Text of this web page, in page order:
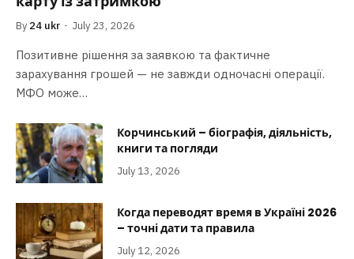
By 24 ukr July 23, 2026
Позитивне рішення за заявкою та фактичне
зарахування грошей — не завжди одночасні операції.
МФО може…
Корчинський – біографія, діяльність,
книги та погляди
July 13, 2026
Когда переводят время в Україні 2026
– точні дати та правила
July 12, 2026